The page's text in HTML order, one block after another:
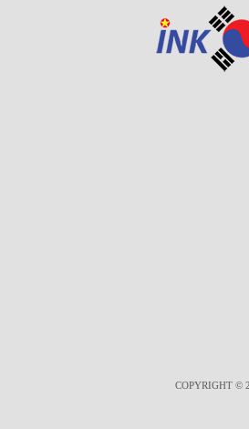
COPYRIGHT ©